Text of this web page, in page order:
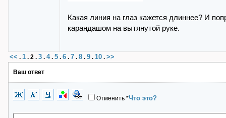
Какая линия на глаз кажется длиннее? И
карандашом на вытянутой руке.
<< . 1 . 2 . 3 . 4. 5 . 6 . 7 . 8 . 9 . 10 . >>
Ваш ответ
Отменить *Что это?